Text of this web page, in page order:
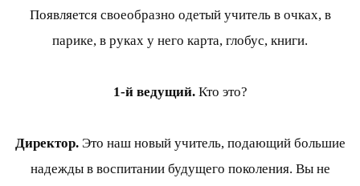
Появляется своеобразно одетый учитель в очках, в
парике, в руках у него карта, глобус, книги.
1-й ведущий.Кто это?
Директор.Это наш новый учитель, подающий большие
надежды в воспитании будущего поколения. Вы не